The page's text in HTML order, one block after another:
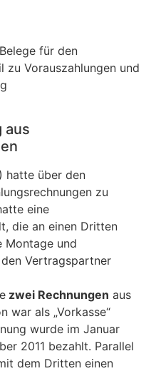
aus
hatte über den
zu
eine
die an einen Dritten
Montage und
Vertragspartner
zwei Rechnungen aus
war als „Vorkasse“
wurde im Januar
2011 bezahlt. Parallel
dem Dritten einen